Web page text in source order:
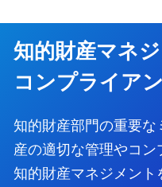
知的財産マネ
コンプライア
知的財産部門の重要
産の適切な管理やコ
知的財産マネジメン